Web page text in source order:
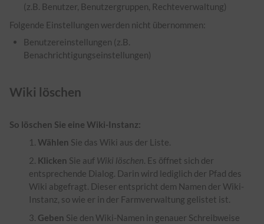
(z.B. Benutzer, Benutzergruppen, Rechteverwaltung)
Folgende Einstellungen werden nicht übernommen:
Benutzereinstellungen (z.B.
Benachrichtigungseinstellungen)
Wiki löschen
So löschen Sie eine Wiki-Instanz:
Wählen Sie das Wiki aus der Liste.
Klicken Sie auf Wiki löschen. Es öffnet sich der
entsprechende Dialog. Darin wird lediglich der Pfad des
Wiki abgefragt. Dieser entspricht dem Namen der Wiki-
Instanz, so wie er in der Farmverwaltung gelistet ist.
Geben Sie den Wiki-Namen in genauer Schreibweise